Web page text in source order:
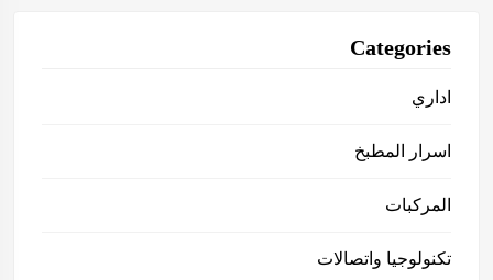
Categories
اداري
اسرار المطبخ
المركبات
تكنولوجيا واتصالات